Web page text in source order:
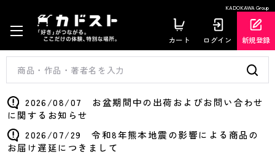
KADOKAWA Group
カート ログイン 新規登録
2026/08/07 お盆期間中の出荷およびお問い合わせ
に関するお知らせ
2026/07/29 令和8年熊本地震の影響による商品の
お届け遅延につきまして